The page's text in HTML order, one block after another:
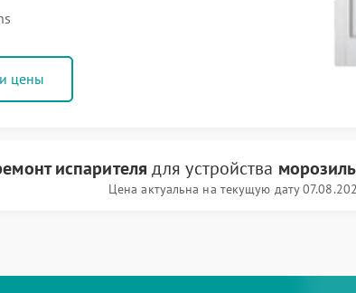
цены
испарителя для устройства
Цена актуальна на текущую дату